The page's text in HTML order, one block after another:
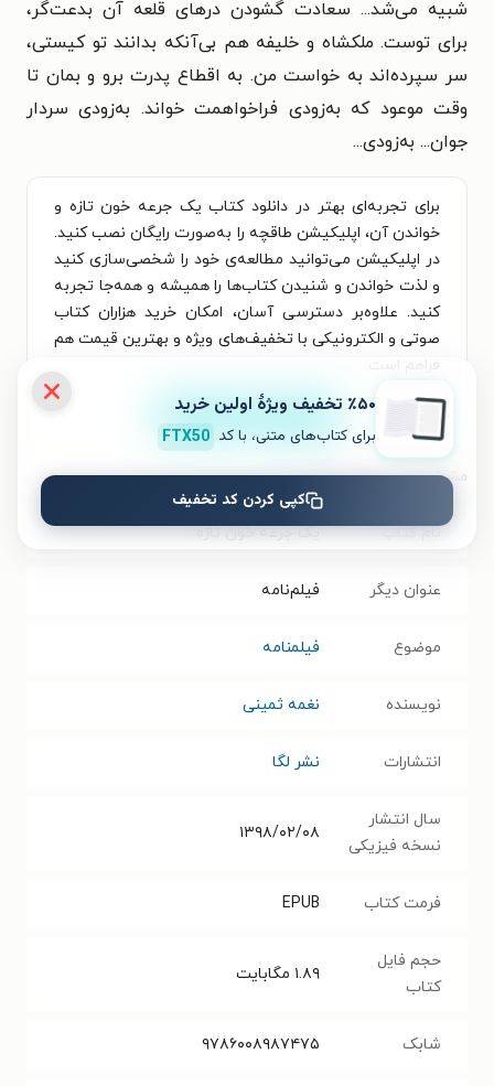
شبیه می‌شد... سعادت گشودن درهای قلعه آن بدعت‌گر،
برای توست. ملکشاه و خلیفه هم بی‌آنکه بدانند تو کیستی،
سر سپرده‌اند به خواست من. به اقطاع پدرت برو و بمان تا
وقت موعود که به‌زودی فراخواهمت خواند. به‌زودی سردار
جوان... به‌زودی...
برای تجربه‌ای بهتر در دانلود کتاب یک جرعه خون تازه و
خواندن آن، اپلیکیشن طاقچه را به‌صورت رایگان نصب کنید.
در اپلیکیشن می‌توانید مطالعه‌ی خود را شخصی‌سازی کنید
و لذت خواندن و شنیدن کتاب‌ها را همیشه و همه‌جا تجربه
کنید. علاوه‌بر دسترسی آسان، امکان خرید هزاران کتاب
صوتی و الکترونیکی با تخفیف‌های ویژه و بهترین قیمت هم
فراهم است.
نصب
مشخصات کتاب الکترونیکی
نام کتاب یک جرعه خون تازه
عنوان دیگر فیلم‌نامه
موضوع فیلمنامه
نویسنده نغمه ثمینی
انتشارات نشر لگا
سال انتشار
نسخه فیزیکی
۱۳۹۸/۰۲/۰۸
فرمت کتاب EPUB
حجم فایل
کتاب
۱.۸۹ مگابایت
شابک ۹۷۸۶۰۰۸۹۸۷۴۷۵
٪۵۰ تخفیف ویژۀ اولین خرید
برای کتاب‌های متنی، با کد FTX50
کپی کردن کد تخفیف